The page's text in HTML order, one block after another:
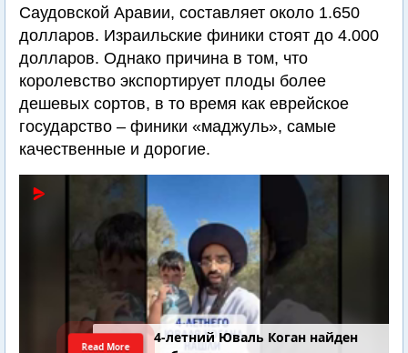
Саудовской Аравии, составляет около 1.650
долларов. Израильские финики стоят до 4.000
долларов. Однако причина в том, что
королевство экспортирует плоды более
дешевых сортов, в то время как еврейское
государство – финики «маджуль», самые
качественные и дорогие.
4-летний Юваль Коган найден
Read More